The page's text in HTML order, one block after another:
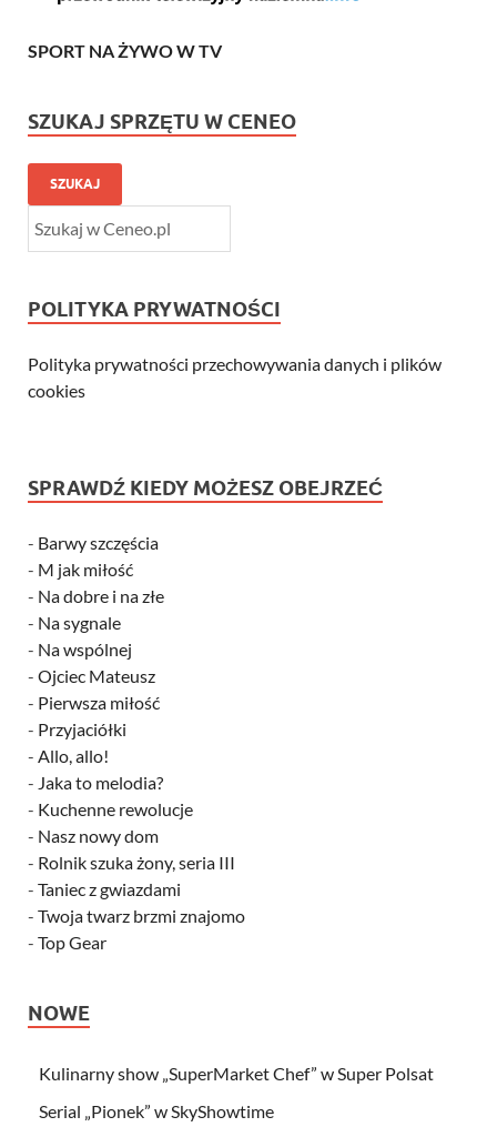
SPORT NA ŻYWO W TV
SZUKAJ SPRZĘTU W CENEO
SZUKAJ
POLITYKA PRYWATNOŚCI
Polityka prywatności przechowywania danych i plików
cookies
SPRAWDŹ KIEDY MOŻESZ OBEJRZEĆ
- Barwy szczęścia
- M jak miłość
- Na dobre i na złe
- Na sygnale
- Na wspólnej
- Ojciec Mateusz
- Pierwsza miłość
- Przyjaciółki
- Allo, allo!
- Jaka to melodia?
- Kuchenne rewolucje
- Nasz nowy dom
- Rolnik szuka żony, seria III
- Taniec z gwiazdami
- Twoja twarz brzmi znajomo
- Top Gear
NOWE
Kulinarny show „SuperMarket Chef” w Super Polsat
Serial „Pionek” w SkyShowtime